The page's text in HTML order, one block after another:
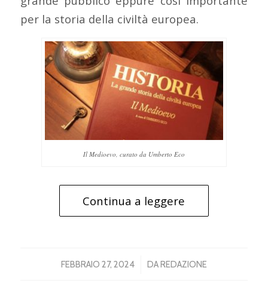
per la storia della civiltà europea.
Il Medioevo, curato da Umberto Eco
Continua a leggere
FEBBRAIO 27, 2024
/ DAREDAZIONE